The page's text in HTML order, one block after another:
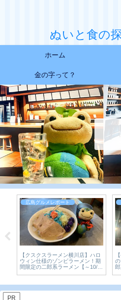
ぬいと食の
ホーム
金の字って？
広島グルメレポート
【クスクスラーメン横川店】ハロ
ウィン仕様のゾンビラーメン！期
間限定の二郎系ラーメン【～10/31
PR